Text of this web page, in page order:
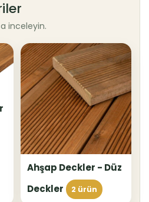
inceleyin.
Ahşap Deckler - Düz
Deckler
2 ürün